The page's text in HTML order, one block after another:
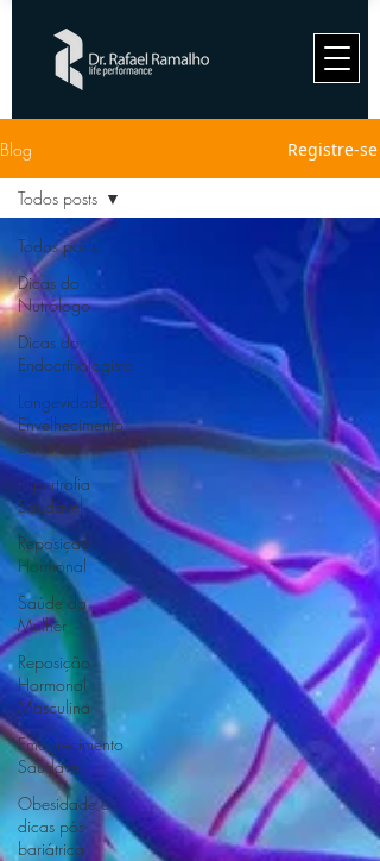
Blog Registre-se
Todos posts
Dicas do
Nutrólogo
Dicas do
Endocrinologista
Longevidade
Envelhecimento
Saudável
Hipertrofia
Saudável
Reposição
Hormonal
Saúde da
Mulher
Reposição
Hormonal
Masculina
Emagrecimento
Saudável
Obesidade e
dicas pós-
bariátrica
Todos posts